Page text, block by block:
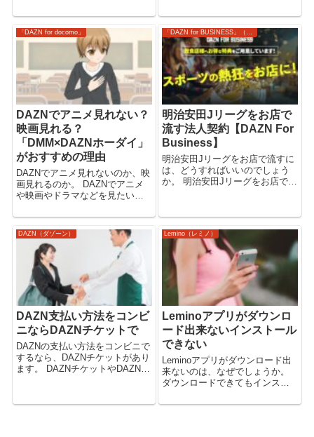
アニメ、スポーツ、ニュースを
見る。 【Hulu】 「U-NEXT」で
映画・ドラマ・アニメを観る。
（電子書籍・雑誌...
を観る。（電子書籍・雑誌・マ
ンガも） 【U-NEXT】 U-
NEXT「エラーコード
gan3000093」 ...
「DAZN for docomo」
DAZNでアニメ見れない？
映画見れる？
「DMM×DAZNホーダイ」
がおすすめの理由
DAZNでアニメ見れないのか、映
画見れるのか。 DAZNでアニメ
や映画やドラマなどを見たい方
すすめである理由を解説しま
す。 【DMM×DAZNホーダイ】
お得なセットプラン「DMMプレ
ミアム」＋「DAZNスタ...
「DAZN for BUSINESS」（法人契約）
明治安田Jリーグをお店で
流す法人契約【DAZN For
Business】
明治安田Jリーグをお店で流すに
は、どうすればいいのでしょう
か。 明治安田Jリーグをお店で流
「DAZN for BUSINESS」バーな
信サービスDAZNを...
DAZN（ダゾーン）
DAZN支払い方法をコンビ
ニならDAZNチケットで
DAZNの支払い方法をコンビニで
するなら、DAZNチケットがあり
ます。 DAZNチケットやDAZNプ
ビニでする DAZN支払いをコン
Lemino（レミノ）
Leminoアプリがダウンロ
ード出来ないインストール
できない
Leminoアプリがダウンロード出
来ないのは、なぜでしょうか。
ダウンロードできてもインスト
れません。 そもそもLeminoのア